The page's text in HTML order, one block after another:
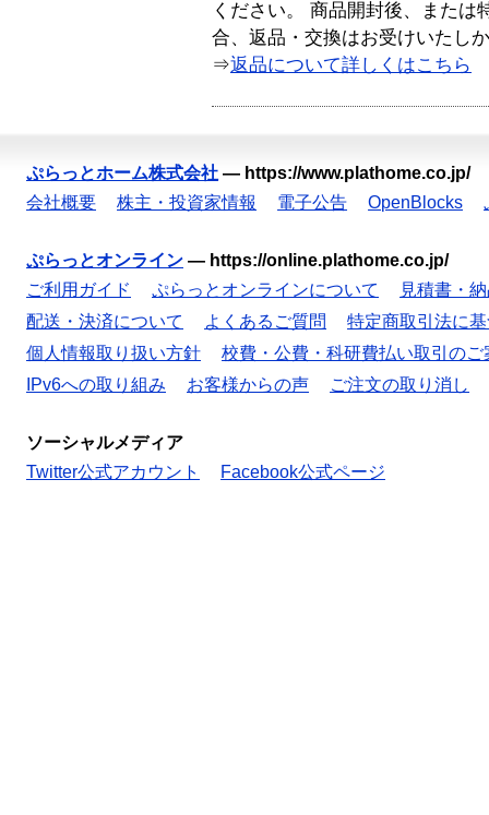
ください。 商品開封後、または
合、返品・交換はお受けいたし
⇒返品について詳しくはこちら
ぷらっとホーム株式会社 — https://www.plathome.co.jp/
会社概要
株主・投資家情報 電子公告 OpenBlocks
ぷらっとオンライン — https://online.plathome.co.jp/
ご利用ガイド
ぷらっとオンラインについて
見積書・
配送・決済について
よくあるご質問
特定商取引法に
個人情報取り扱い方針
校費・公費・科研費払い取引のご
IPv6への取り組み
お客様からの声 ご注文の取り消し
ソーシャルメディア
Twitter公式アカウント
Facebook公式ページ